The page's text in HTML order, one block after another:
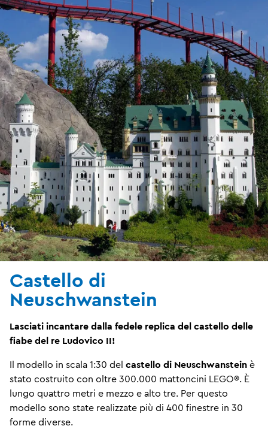
Castello di
Neuschwanstein
Lasciati incantare dalla fedele replica del castello delle
fiabe del re Ludovico II!
Il modello in scala 1:30 del castello di Neuschwanstein è
stato costruito con oltre 300.000 mattoncini LEGO®. È
lungo quattro metri e mezzo e alto tre. Per questo
modello sono state realizzate più di 400 finestre in 30
forme diverse.